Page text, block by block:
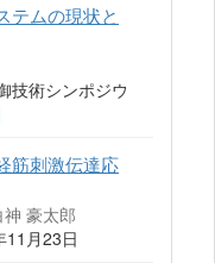
テムの現状と
技術シンポジウ
筋刺激伝達応
豪太郎
11月23日